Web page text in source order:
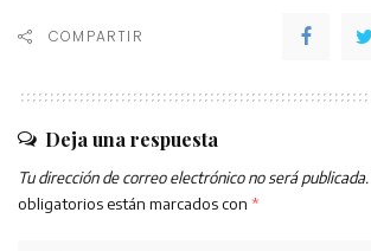
COMPARTIR
Deja una respuesta
Tu dirección de correo electrónico no será publicada.
obligatorios están marcados con *